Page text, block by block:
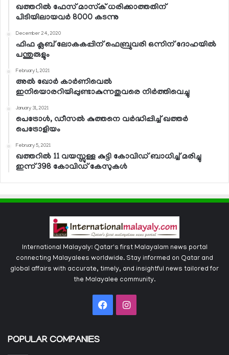
ഖത്തറില്‍ ഫേസ് മാസ്‌ക് ധരിക്കാത്തതിന്
പിടിയിലായവര്‍ 8000 കടന്നു
December 24, 2020
ഫിഫ ക്ലബ് ലോകകപ്പിന് ഫെബ്രുവരി ഒന്നിന് ദോഹയില്‍
പന്തുരുളും
February 1, 2021
അല്‍ ഖോര്‍ കാര്‍ണിവെല്‍
ഇനിയൊരറിയിപ്പുണ്ടാകുന്നതുവരെ നിര്‍ത്തിവെച്ചു
January 31, 2021
പെട്രോള്‍, ഡീസല്‍ കുത്തനെ വര്‍ദ്ധിപ്പിച്ച് ഖത്തര്‍
പെട്രോളിയം
February 5, 2021
ഖത്തറില്‍ 11 വയസ്സുള്ള കുട്ടി കോവിഡ് ബാധിച്ച് മരിച്ചു
ഇന്ന് 398 കോവിഡ് കേസുകള്‍
International Malayaly: Qatar's first Malayalam news portal
connecting Malayalees worldwide. Stay informed on Qatar and
global affairs with accurate, timely, and insightful news tailored for
the Malayalee community.
FacebookInstagram
POPULAR COMPANIES